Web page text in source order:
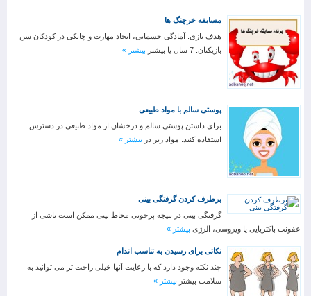
مسابقه خرچنگ ها
هدف بازی: آمادگی جسمانی، ایجاد مهارت و چابکی در کودکان سن
بازیکنان: 7 سال یا بیشتر
بیشتر »
پوستی سالم با مواد طبیعی
برای داشتن پوستی سالم و درخشان از مواد طبیعی در دسترس
استفاده کنید. مواد زیر در بیشتر »
برطرف کردن گرفتگی بینی
گرفتگی بینی در نتیجه پرخونی مخاط بینی ممکن است ناشی از
عفونت باکتریایی یا ویروسی، آلرژی بیشتر »
نکاتی برای رسیدن به تناسب اندام
چند نکته وجود دارد که با رعایت آنها خیلی راحت تر می توانید به
سلامت بیشتر بیشتر »